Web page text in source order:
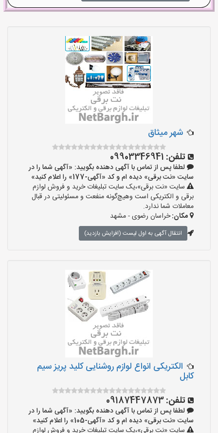
شهر میثاق
تلفن: 09903346941
لطفا پس از تماس با آگهی دهنده بگویید: «آگهی شما را در
سایت «نت برقی» دیده ام و کد «آگهی-177» را اعلام کنید»
سایت «نت برقی»،یک سایت تبلیغات خرید و فروش لوازم
برقی و الکتریکی است وهیچ‌گونه منفعت و مسئولیتی در قبال
معاملات شما ندارد.
مکان:خراسان رضوی - مشهد
انتقال آگهی به اول لیست (افزایش بازدید)
الکتریکی انواع لوازم روشنایی کلید پریز سیم
کابل
تلفن:09187447873
لطفا پس از تماس با آگهی دهنده بگویید: «آگهی شما را در
سایت «نت برقی» دیده ام و کد «آگهی-105» را اعلام کنید»
سایت «نت برقی»،یک سایت تبلیغات خرید و فروش لوازم